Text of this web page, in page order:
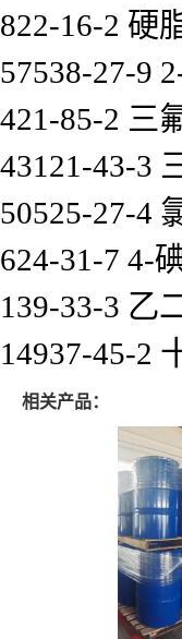
822-16-2 硬
57538-27-9
421-85-2 三
43121-43-3
50525-27-4
624-31-7 4-
139-33-3 乙
14937-45-2
相关产品：